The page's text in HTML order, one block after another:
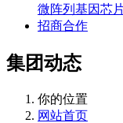
微阵列基因芯
招商合作
集团动态
你的位置
网站首页